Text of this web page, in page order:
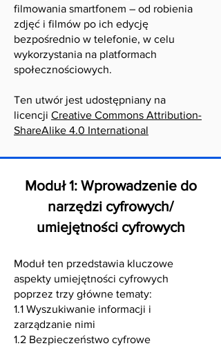
filmowania smartfonem – od robienia
zdjęć i filmów po ich edycję
bezpośrednio w telefonie, w celu
wykorzystania na platformach
społecznościowych.
Ten utwór jest udostępniany na
licencji Creative Commons Attribution-
ShareAlike 4.0 International
Moduł 1: Wprowadzenie do
narzędzi cyfrowych/
umiejętności cyfrowych
Moduł ten przedstawia kluczowe
aspekty umiejętności cyfrowych
poprzez trzy główne tematy:
1.1 Wyszukiwanie informacji i
zarządzanie nimi
1.2 Bezpieczeństwo cyfrowe